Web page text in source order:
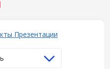
Презентации